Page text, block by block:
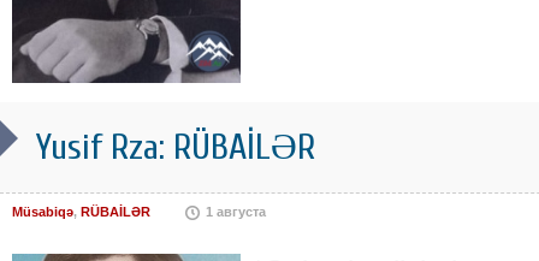
Yusif Rza: RÜBAİLƏR
Müsabiqə, RÜBAİLƏR 1 августа